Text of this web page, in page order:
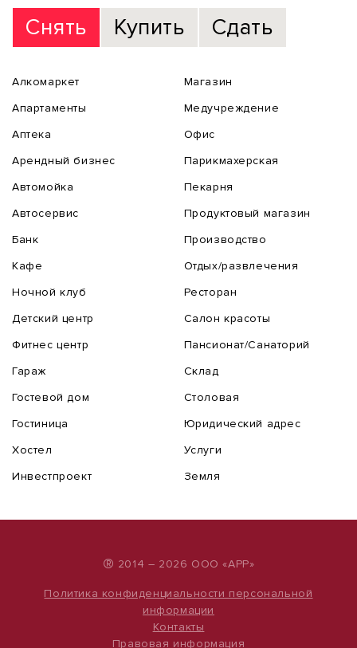
Снять
Купить Сдать
Алкомаркет
Апартаменты
Аптека
Арендный бизнес
Автомойка
Автосервис
Банк
Кафе
Ночной клуб
Детский центр
Фитнес центр
Гараж
Гостевой дом
Гостиница
Хостел
Инвестпроект
Магазин
Медучреждение
Офис
Парикмахерская
Пекарня
Продуктовый магазин
Производство
Отдых/развлечения
Ресторан
Салон красоты
Пансионат/Санаторий
Склад
Столовая
Юридический адрес
Услуги
Земля
® 2014 – 2026 ООО «АРР»
Политика конфиденциальности персональной
информации
Контакты
Правовая информация